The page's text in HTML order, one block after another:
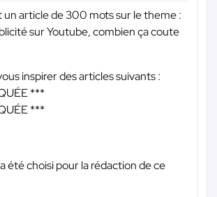
un article de 300 mots sur le theme :
sur Youtube, combien ça coute
inspirer des articles suivants :
***
***
été choisi pour la rédaction de ce